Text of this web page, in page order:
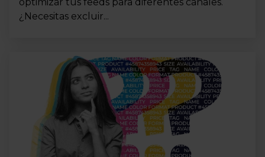
¿Necesitas excluir...